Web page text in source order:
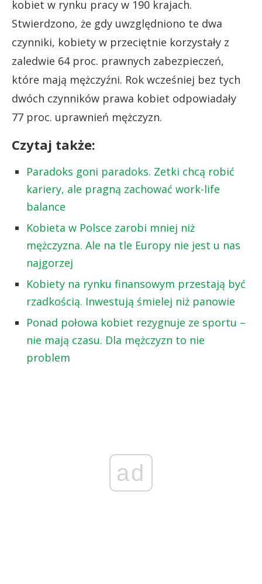
kobiet w rynku pracy w 190 krajach.
Stwierdzono, że gdy uwzględniono te dwa
czynniki, kobiety w przeciętnie korzystały z
zaledwie 64 proc. prawnych zabezpieczeń,
które mają mężczyźni. Rok wcześniej bez tych
dwóch czynników prawa kobiet odpowiadały
77 proc. uprawnień mężczyzn.
Czytaj także:
Paradoks goni paradoks. Zetki chcą robić
kariery, ale pragną zachować work-life
balance
Kobieta w Polsce zarobi mniej niż
mężczyzna. Ale na tle Europy nie jest u nas
najgorzej
Kobiety na rynku finansowym przestają być
rzadkością. Inwestują śmielej niż panowie
Ponad połowa kobiet rezygnuje ze sportu –
nie mają czasu. Dla mężczyzn to nie
problem
ad